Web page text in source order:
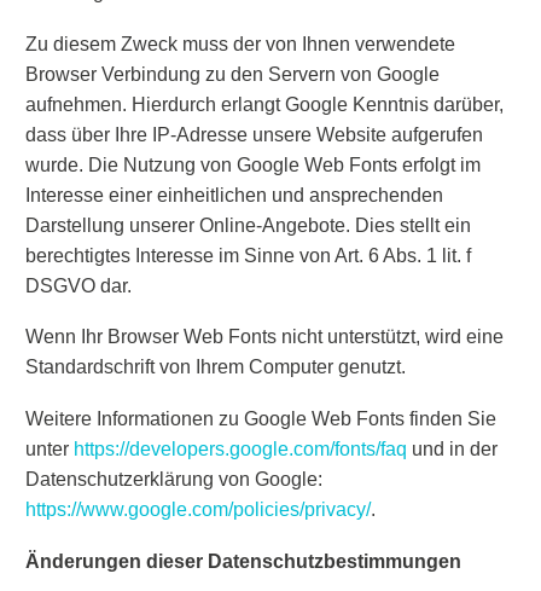
Zu diesem Zweck muss der von Ihnen verwendete
Browser Verbindung zu den Servern von Google
aufnehmen. Hierdurch erlangt Google Kenntnis darüber,
dass über Ihre IP-Adresse unsere Website aufgerufen
wurde. Die Nutzung von Google Web Fonts erfolgt im
Interesse einer einheitlichen und ansprechenden
Darstellung unserer Online-Angebote. Dies stellt ein
berechtigtes Interesse im Sinne von Art. 6 Abs. 1 lit. f
DSGVO dar.
Wenn Ihr Browser Web Fonts nicht unterstützt, wird eine
Standardschrift von Ihrem Computer genutzt.
Weitere Informationen zu Google Web Fonts finden Sie
unter https://developers.google.com/fonts/faq und in der
Datenschutzerklärung von Google:
https://www.google.com/policies/privacy/.
Änderungen dieser Datenschutzbestimmungen